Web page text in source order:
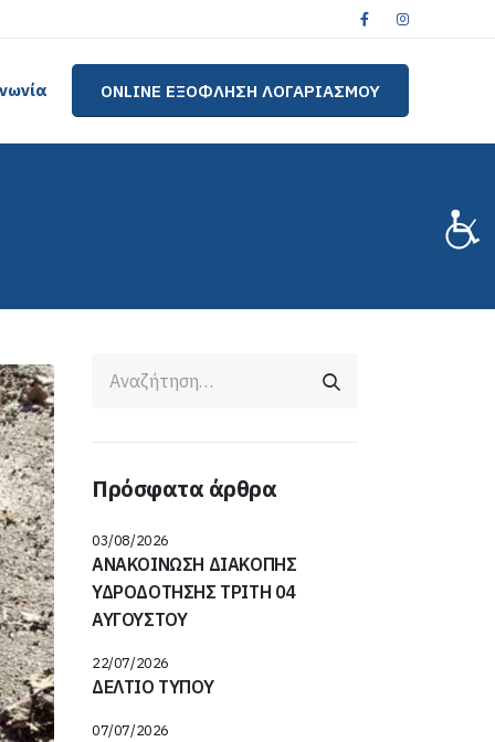
ONLINE ΕΞΟΦΛΗΣΗ ΛΟΓΑΡΙΑΣΜΟΥ
Πρόσφατα άρθρα
ΑΝΑΚΟΙΝΩΣΗ ΔΙΑΚΟΠΗΣ
ΥΔΡΟΔΟΤΗΣΗΣ ΤΡΙΤΗ 04
ΑΥΓΟΥΣΤΟΥ
03/08/2026
ΔΕΛΤΙΟ ΤΥΠΟΥ
22/07/2026
07/07/2026